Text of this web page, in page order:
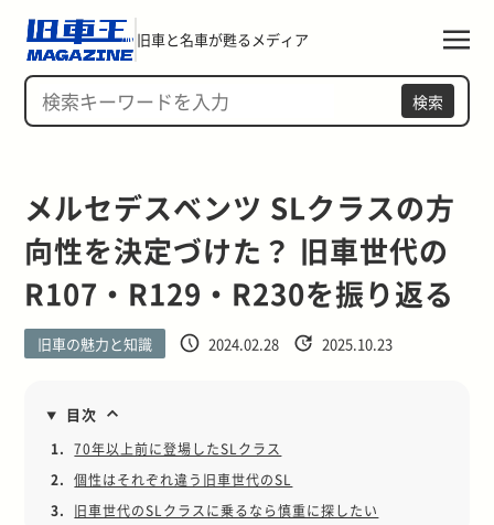
旧車と名車が甦るメディア
検索
メルセデスベンツ SLクラスの方
向性を決定づけた？ 旧車世代の
R107・R129・R230を振り返る
旧車の魅力と知識 2024.02.28 2025.10.23
目次
1.
70年以上前に登場したSLクラス
2.
個性はそれぞれ違う旧車世代のSL
3.
旧車世代のSLクラスに乗るなら慎重に探したい